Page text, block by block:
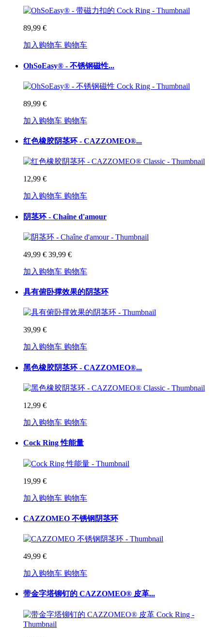
89,99 €
加入购物车 购物车
OhSoEasy® - 不锈钢磁性...
89,99 €
加入购物车 购物车
红色橡胶阴茎环 - CAZZOMEO®...
12,99 €
加入购物车 购物车
阴茎环 - Chaîne d'amour
49,99 € 39,99 €
加入购物车 购物车
具有俯卧撑效果的阴茎环
39,99 €
加入购物车 购物车
黑色橡胶阴茎环 - CAZZOMEO®...
12,99 €
加入购物车 购物车
Cock Ring 性能量
19,99 €
加入购物车 购物车
CAZZOMEO 不锈钢阴茎环
49,99 €
加入购物车 购物车
带金字塔铆钉的 CAZZOMEO® 皮革...